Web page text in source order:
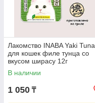
Лакомство INABA Yaki Tuna
для кошек филе тунца со
вкусом ширасу 12г
В наличии
1 050 ₸